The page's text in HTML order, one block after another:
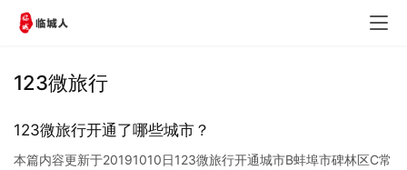
123微旅行
123微旅行开通了哪些城市？
本篇内容更新于20191010日123微旅行开通城市B蚌埠市碑林区C常